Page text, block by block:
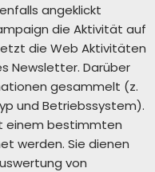
angeklickt
die Aktivität auf
die Web Aktivitäten
Newsletter. Darüber
gesammelt (z.
und Betriebssystem).
einem bestimmten
werden. Sie dienen
von